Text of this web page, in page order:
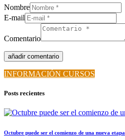
Nombre
E-mail
Comentario
INFORMACIÓN CURSOS
Posts recientes
Octubre puede ser el comienzo de una nueva etapa